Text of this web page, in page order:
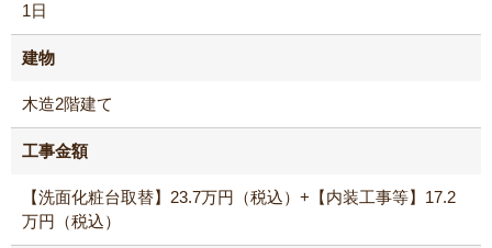
1日
建物
木造2階建て
工事金額
【洗面化粧台取替】23.7万円（税込）+【内装工事等】17.2
万円（税込）